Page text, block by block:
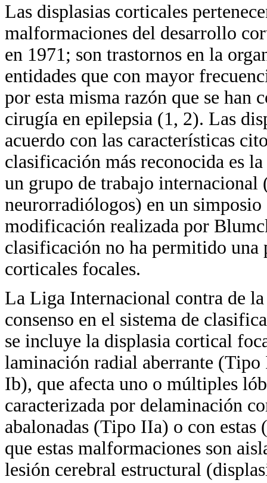
Las displasias corticales
malformaciones del desarrollo
en 1971; son trastornos en la
entidades que con mayor
por esta misma razón que se
cirugía en epilepsia (1, 2). Las
acuerdo con las características
clasificación más reconocida es
un grupo de trabajo
neurorradiólogos) en un
modificación realizada por
clasificación no ha permitido una
corticales focales.
La Liga Internacional contra de
consenso en el sistema de
se incluye la displasia cortical
laminación radial aberrante
Ib), que afecta uno o múltiples
caracterizada por delaminación
abalonadas (Tipo IIa) o con
que estas malformaciones son
lesión cerebral estructural